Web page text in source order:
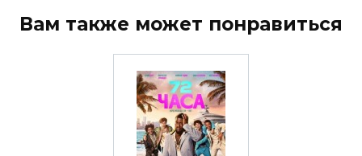
Вам также может понравиться